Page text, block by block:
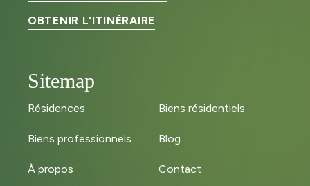
OBTENIR L'ITINÉRAIRE
Sitemap
Résidences Biens résidentiels
Biens professionnels Blog
À propos Contact